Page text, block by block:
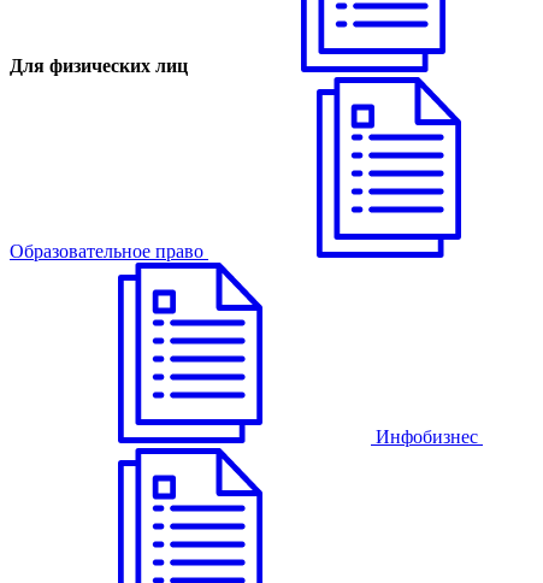
Для физических лиц
Образовательное право
Инфобизнес